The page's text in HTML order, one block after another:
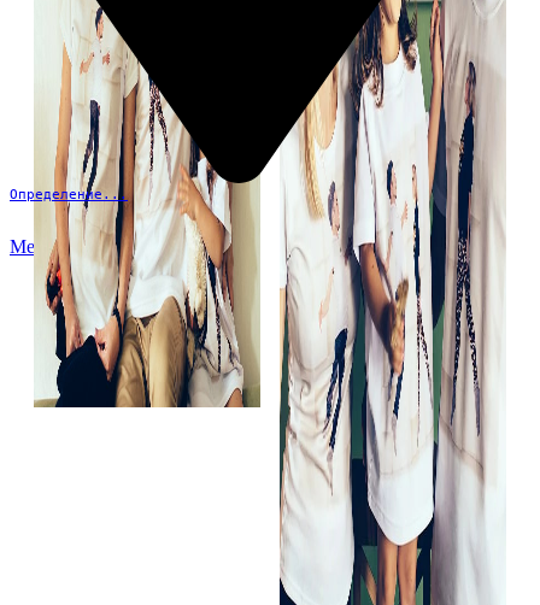
Определение...
Меню